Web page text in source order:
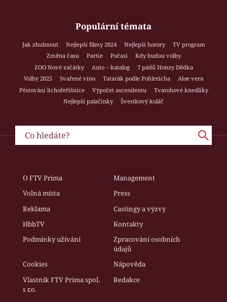
Populární témata
Jak zhubnout Nejlepší filmy 2024 Nejlepší horory
TV program
Změna času
Partie Počasí
Kdy budou volby
ZOO Nové začátky
Auto – katalog
7 pádů Honzy Dědka
Volby 2025
Svařené víno Tatarák podle Pohlreicha
Aloe vera
Pěstování lichořeřišnice
Výpočet ascendentu
Tvarohové knedlíky
Nejlepší palačinky
Švestkový koláč
O FTV Prima
Management
Volná místa
Press
Reklama
Castingy a výzvy
HbbTV
Kontakty
Podmínky užívání
Zpracování osobních
údajů
Cookies
Nápověda
Vlastník FTV Prima spol.
s r.o.
Redakce